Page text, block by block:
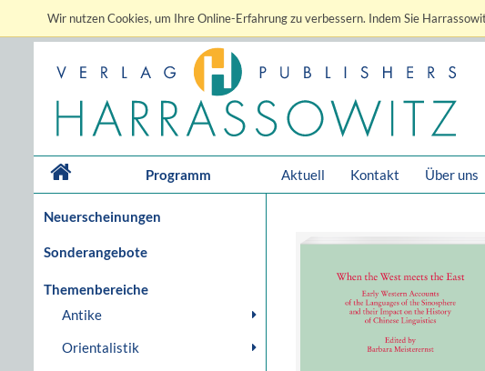
Wir nutzen Cookies, um Ihre Online-Erfahrung zu verbessern. Indem Sie
Programm Aktuell Kontakt Über uns
Neuerscheinungen
Sonderangebote
Themenbereiche
Antike
Orientalistik